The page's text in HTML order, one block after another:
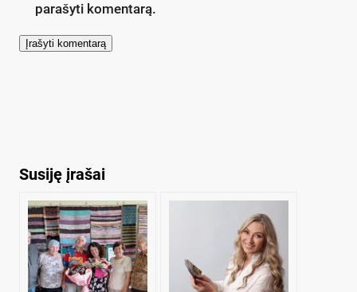
parašyti komentarą.
Susiję įrašai